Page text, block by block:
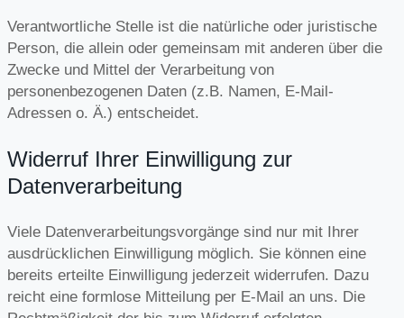
Verantwortliche Stelle ist die natürliche oder juristische
Person, die allein oder gemeinsam mit anderen über die
Zwecke und Mittel der Verarbeitung von
personenbezogenen Daten (z.B. Namen, E-Mail-
Adressen o. Ä.) entscheidet.
Widerruf Ihrer Einwilligung zur
Datenverarbeitung
Viele Datenverarbeitungsvorgänge sind nur mit Ihrer
ausdrücklichen Einwilligung möglich. Sie können eine
bereits erteilte Einwilligung jederzeit widerrufen. Dazu
reicht eine formlose Mitteilung per E-Mail an uns. Die